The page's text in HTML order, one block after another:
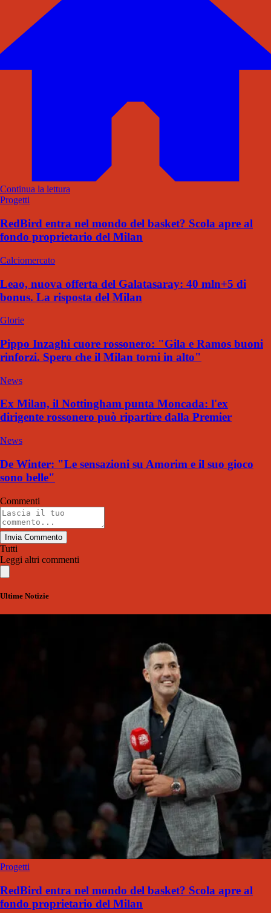
Continua la lettura
Progetti
RedBird entra nel mondo del basket? Scola apre al
fondo proprietario del Milan
Calciomercato
Leao, nuova offerta del Galatasaray: 40 mln+5 di
bonus. La risposta del Milan
Glorie
Pippo Inzaghi cuore rossonero: "Gila e Ramos buoni
rinforzi. Spero che il Milan torni in alto"
News
Ex Milan, il Nottingham punta Moncada: l'ex
dirigente rossonero può ripartire dalla Premier
News
De Winter: "Le sensazioni su Amorim e il suo gioco
sono belle"
Commenti
Invia Commento
Tutti
Leggi altri commenti
Ultime Notizie
Progetti
RedBird entra nel mondo del basket? Scola apre al
fondo proprietario del Milan